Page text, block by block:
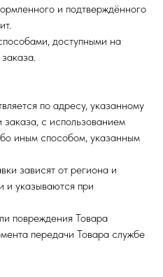
и подтверждённого
доступными на
по адресу, указанному
с использованием
иным способом, указанным
зависят от региона и
и указываются при
повреждения Товара
передачи Товара службе